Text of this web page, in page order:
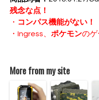
残念な点！
・ コンパス機能がない！
・Ingress、 ポケモンのゲ
More from my site